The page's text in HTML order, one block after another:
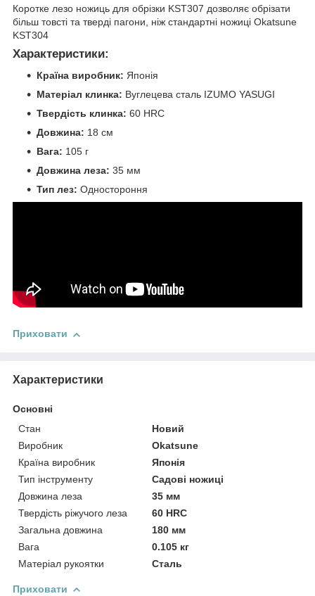
Коротке лезо ножиць для обрізки KST307 дозволяє обрізати
більш товсті та тверді пагони, ніж стандартні ножиці Okatsune
KST304
Характеристики:
Країна виробник: Японія
Матеріал клинка: Вуглецева сталь IZUMO YASUGI
Твердість клинка: 60 HRC
Довжина: 18 см
Вага: 105 г
Довжина леза: 35 мм
Тип лез: Одностороння
Приховати
Характеристики
Основні
Стан
Новий
Виробник
Okatsune
Країна виробник
Японія
Тип інструменту
Садові ножиці
Довжина леза
35 мм
Твердість ріжучого леза
60 HRC
Загальна довжина
180 мм
Вага
0.105 кг
Матеріал рукоятки
Сталь
Приховати